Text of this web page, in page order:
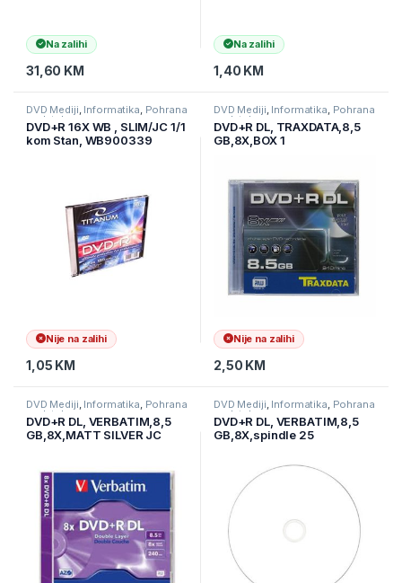
Na zalihi
31,60 KM
Na zalihi
1,40 KM
DVD Mediji, Informatika, Pohrana
podataka
DVD+R 16X WB , SLIM/JC 1/1
kom Stan, WB900339
Nije na zalihi
1,05 KM
DVD Mediji, Informatika, Pohrana
podataka
DVD+R DL, TRAXDATA,8,5
GB,8X,BOX 1
Nije na zalihi
2,50 KM
DVD Mediji, Informatika, Pohrana
podataka
DVD+R DL, VERBATIM,8,5
GB,8X,MATT SILVER JC
DVD Mediji, Informatika, Pohrana
podataka
DVD+R DL, VERBATIM,8,5
GB,8X,spindle 25